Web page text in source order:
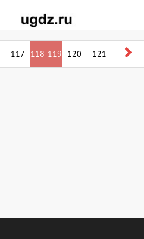
117 118-119 120 121